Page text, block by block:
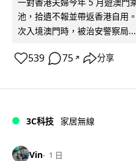
池，拾遺不報並帶返香港自用
次入境澳門時，被治安警察局...
539 75 ↗ 分享
3C科技 家居無線
Vin 1 日